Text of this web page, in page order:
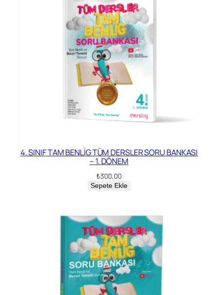
4. SINIF TAM BENLİG TÜM DERSLER SORU BANKASI
– 1. DÖNEM
₺300,00
Sepete Ekle